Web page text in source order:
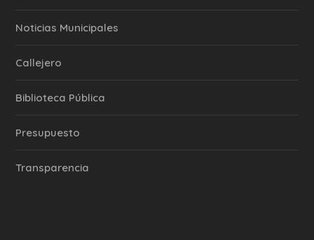
‎Noticias Municipales
Callejero
Biblioteca Pública
Presupuesto
Transparencia